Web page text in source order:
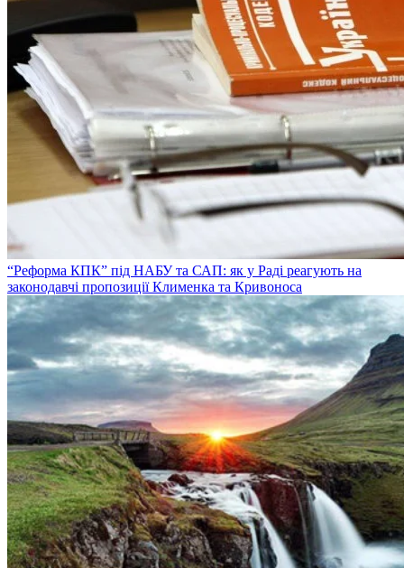
“Реформа КПК” під НАБУ та САП: як у Раді реагують на
законодавчі пропозиції Клименка та Кривоноса